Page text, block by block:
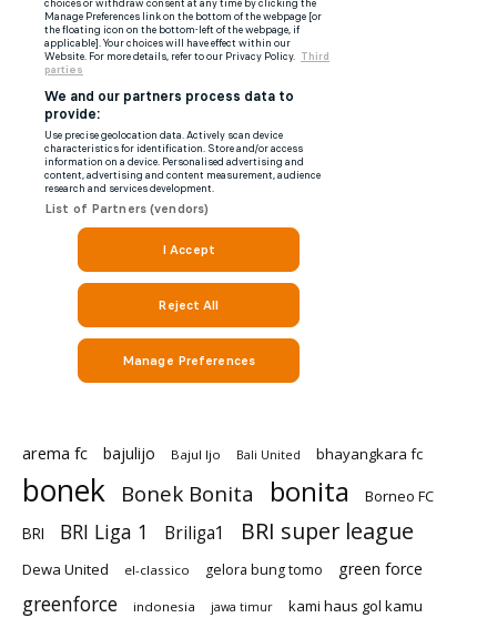
arema fc bajulijo Bajul Ijo Bali United bhayangkara fc
bonek Bonek Bonita bonita
Borneo FC
BRI
BRI Liga 1 Briliga1 BRI super league
Dewa United el-classico gelora bung tomo green force
greenforce indonesia jawa timur kami haus gol kamu